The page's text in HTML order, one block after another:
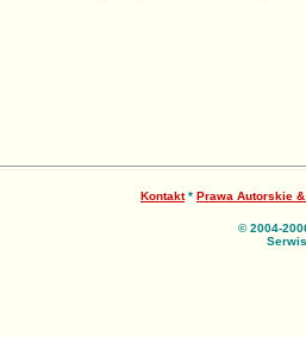
Kontakt* Prawa Autorskie &
© 2004-